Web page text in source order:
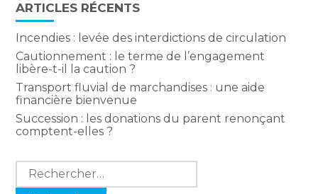
ARTICLES RÉCENTS
Incendies : levée des interdictions de circulation
Cautionnement : le terme de l’engagement
libère-t-il la caution ?
Transport fluvial de marchandises : une aide
financière bienvenue
Succession : les donations du parent renonçant
comptent-elles ?
Rechercher :